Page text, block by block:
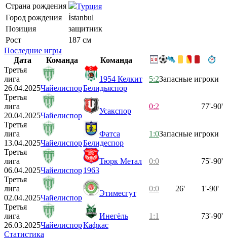
Страна рождения
Турция
Город рождения
İstanbul
Позиция
защитник
Рост
187 см
Последние игры
Дата
Команда
Команда
Третья
лига
26.04.2025Чайелиспор
1954 Келкит
Белидьяспор
5:2Запасные игроки
Третья
лига
20.04.2025Чайелиспор
Усакспор
0:2 77'-90'
Третья
лига
13.04.2025Чайелиспор
Фатса
Белидеспор
1:0Запасные игроки
Третья
лига
06.04.2025Чайелиспор
Тюрк Метал
1963
0:0 75'-90'
Третья
лига
02.04.2025Чайелиспор
Этимесгут
0:0 26' 1'-90'
Третья
лига
26.03.2025Чайелиспор
Инегёль
Кафкас
1:1 73'-90'
Статистика